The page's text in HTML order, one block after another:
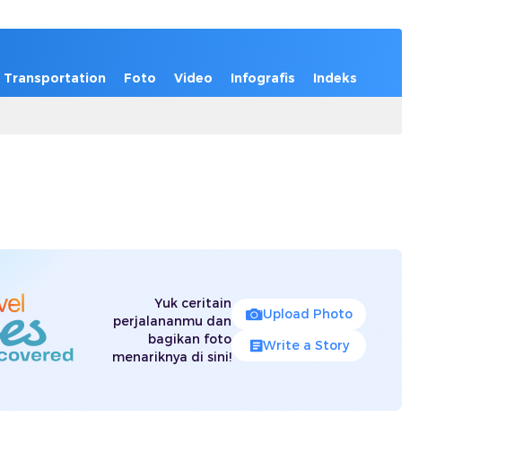
Transportation Foto Video Infografis Indeks
Yuk ceritain
perjalananmu dan
bagikan foto
menariknya di sini!
Upload Photo
Write a Story